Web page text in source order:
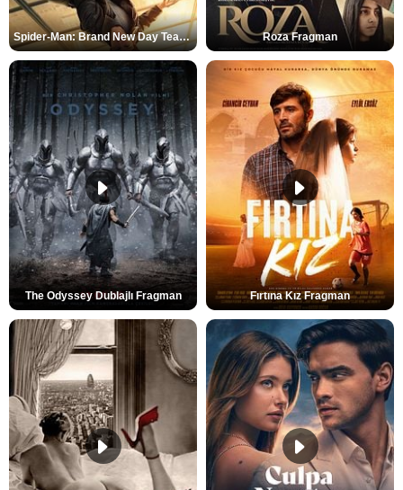
Spider-Man: Brand New Day Teaser Roza Fragman
The Odyssey Dublajlı Fragman Fırtına Kız Fragman